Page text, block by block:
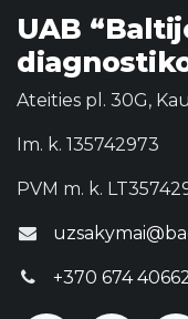
UAB
Ateities pl. 30G,
Im. k. 135742973
PVM m. k.
+370 674